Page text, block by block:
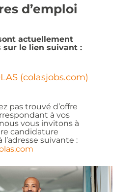
d’emploi
actuellement
sur le lien suivant :
(colasjobs.com)
pas trouvé d’offre
à vos
vous invitons à
candidature
suivante :